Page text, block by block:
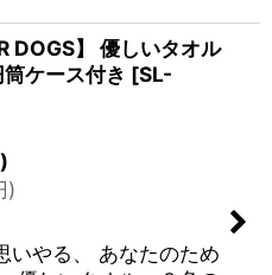
DOGS】 優しいタオル
ケース付き [SL-
)
いやる、 あなたのため